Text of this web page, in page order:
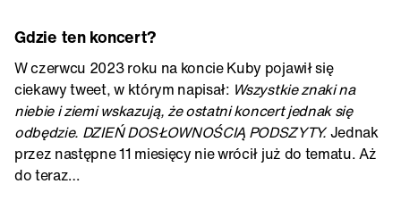
Gdzie ten koncert?
W czerwcu 2023 roku na koncie Kuby pojawił się
ciekawy tweet, w którym napisał: Wszystkie znaki na
niebie i ziemi wskazują, że ostatni koncert jednak się
odbędzie. DZIEŃ DOSŁOWNOŚCIĄ PODSZYTY.Jednak
przez następne 11 miesięcy nie wrócił już do tematu. Aż
do teraz…